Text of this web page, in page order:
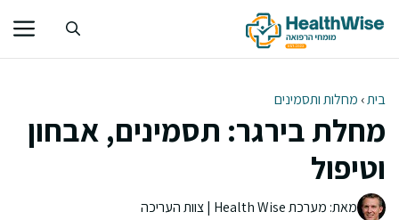
לתוכן
בית› מחלות ותסמינים
מחלת בירגר: תסמינים, אבחון
וטיפול
מאת: מערכת Health Wise | צוות העריכה